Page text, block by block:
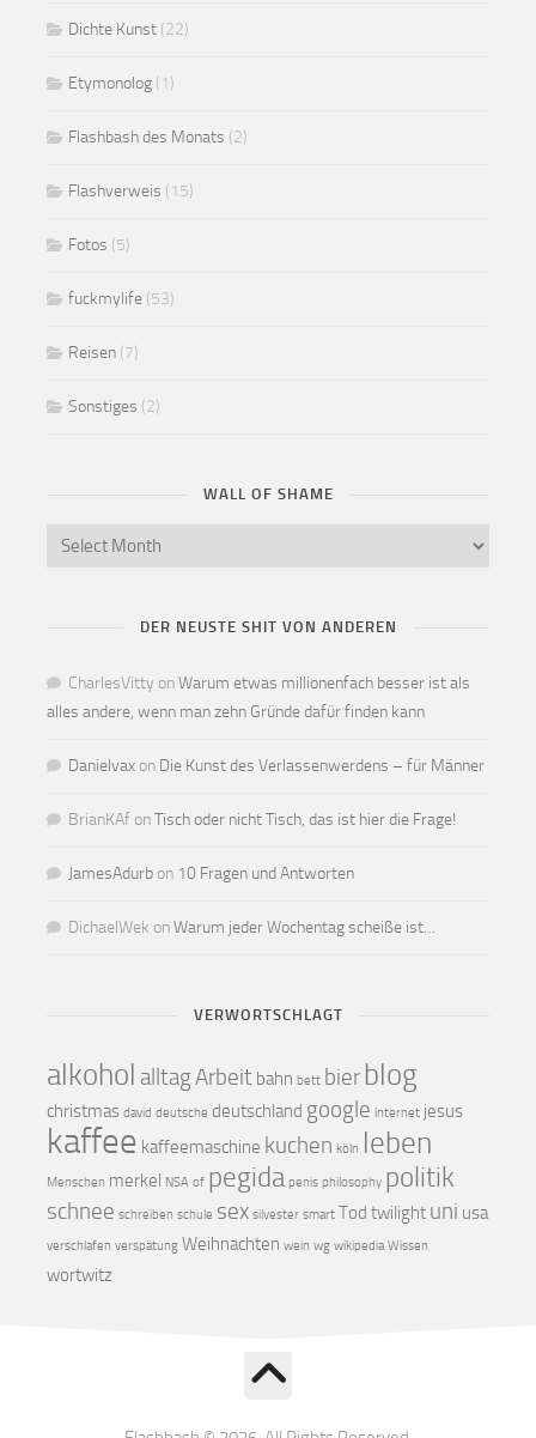
Dichte Kunst (22)
Etymonolog (1)
Flashbash des Monats (2)
Flashverweis (15)
Fotos (5)
fuckmylife (53)
Reisen (7)
Sonstiges (2)
WALL OF SHAME
DER NEUSTE SHIT VON ANDEREN
CharlesVitty onWarum etwas millionenfach besser ist als
alles andere, wenn man zehn Gründe dafür finden kann
Danielvax on Die Kunst des Verlassenwerdens – für Männer
BrianKAf onTisch oder nicht Tisch, das ist hier die Frage!
JamesAdurb on 10 Fragen und Antworten
DichaelWek onWarum jeder Wochentag scheiße ist…
VERWORTSCHLAGT
alkohol alltagArbeit bahn bett bier blog
christmas david deutsche deutschland google internet jesus
kaffee kaffeemaschine kuchen köln leben
Menschen merkel NSA of pegida penis philosophy politik
schnee schreiben schule sex silvester smart Tod twilight uni usa
verschlafen verspätung Weihnachten wein wg wikipedia Wissen
wortwitz